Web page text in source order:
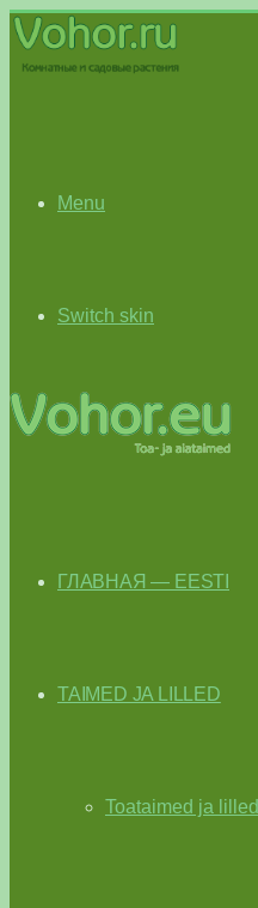
Menu
Switch skin
ГЛАВНАЯ — EESTI
TAIMED JA LILLED
Toataimed ja lilled